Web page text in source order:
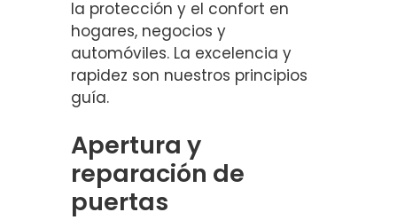
la protección y el confort en
hogares, negocios y
automóviles. La excelencia y
rapidez son nuestros principios
guía.
Apertura y
reparación de
puertas